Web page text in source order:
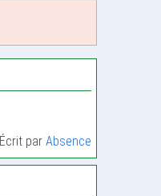
Écrit parAbsence